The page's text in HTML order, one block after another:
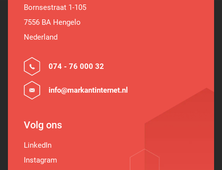
Bornsestraat 1-105
7556 BA Hengelo
Nederland
074 - 76 000 32
info@markantinternet.nl
Volg ons
LinkedIn
Instagram